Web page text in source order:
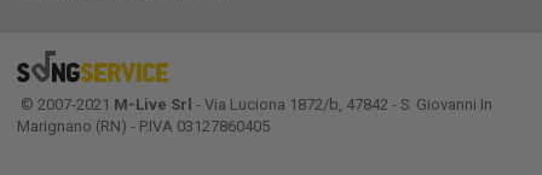
© 2007-2021 M-Live Srl - Via Luciona 1872/b, 47842 - S. Giovanni In
Marignano (RN) - P.IVA 03127860405